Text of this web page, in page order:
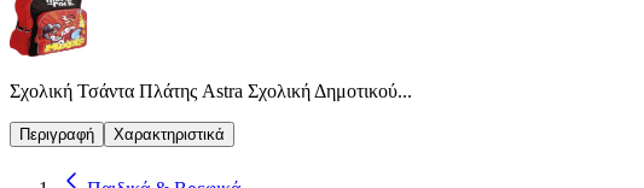
Σχολική Τσάντα Πλάτης Astra Σχολική Δημοτικού...
Περιγραφή Χαρακτηριστικά